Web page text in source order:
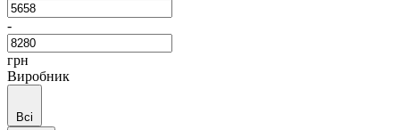
-
грн
Виробник
Всі